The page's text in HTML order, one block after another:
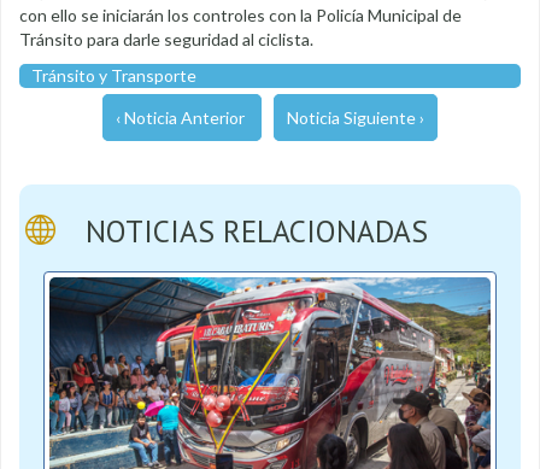
con ello se iniciarán los controles con la Policía Municipal de
Tránsito para darle seguridad al ciclista.
Tránsito y Transporte
‹ Noticia Anterior Noticia Siguiente ›
NOTICIAS RELACIONADAS